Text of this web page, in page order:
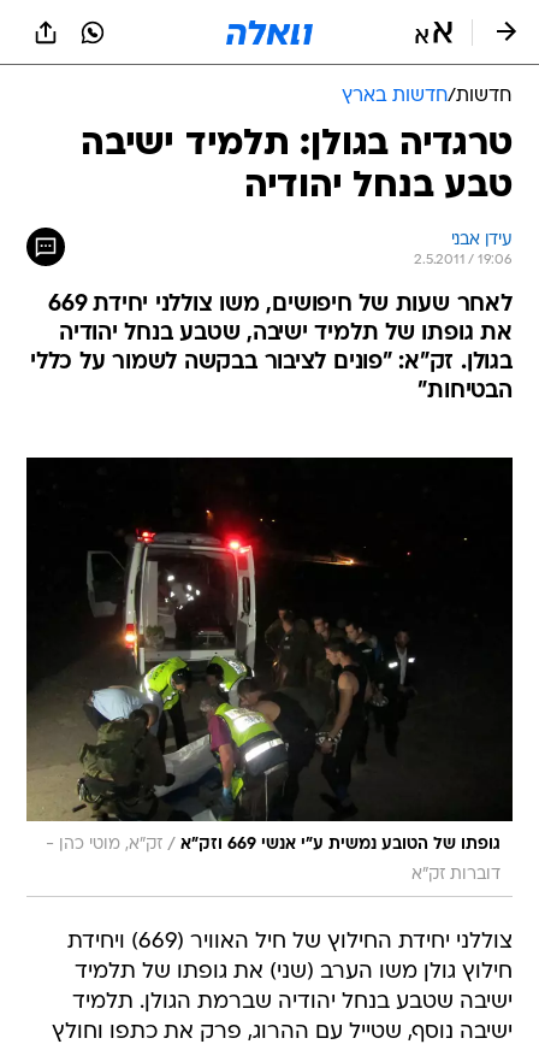
חדשות/חדשות בארץ
טרגדיה בגולן: תלמיד ישיבה
טבע בנחל יהודיה
עידן אבני
2.5.2011 / 19:06
לאחר שעות של חיפושים, משו צוללני יחידת 669
את גופתו של תלמיד ישיבה, שטבע בנחל יהודיה
בגולן. זק"א: "פונים לציבור בבקשה לשמור על כללי
הבטיחות"
גופתו של הטובע נמשית ע"י אנשי 669 וזק"א / זק"א, מוטי כהן -
דוברות זק"א
צוללני יחידת החילוץ של חיל האוויר (669) ויחידת
חילוץ גולן משו הערב (שני) את גופתו של תלמיד
ישיבה שטבע בנחל יהודיה שברמת הגולן. תלמיד
ישיבה נוסף, שטייל עם ההרוג, פרק את כתפו וחולץ